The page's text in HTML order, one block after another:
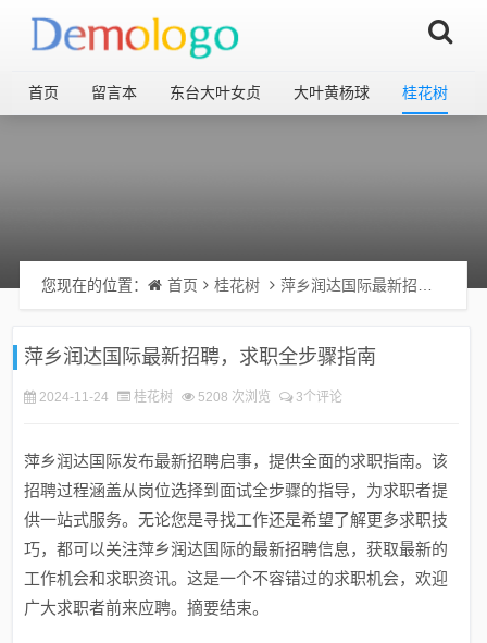
首页 留言本 东台大叶女贞 大叶黄杨球 桂花树
您现在的位置： 首页 桂花树 萍乡润达国际最新招聘，求职全步骤指南
萍乡润达国际最新招聘，求职全步骤指南
2024-11-24 桂花树 5208 次浏览 3个评论
萍乡润达国际发布最新招聘启事，提供全面的求职指南。该
招聘过程涵盖从岗位选择到面试全步骤的指导，为求职者提
供一站式服务。无论您是寻找工作还是希望了解更多求职技
巧，都可以关注萍乡润达国际的最新招聘信息，获取最新的
工作机会和求职资讯。这是一个不容错过的求职机会，欢迎
广大求职者前来应聘。摘要结束。